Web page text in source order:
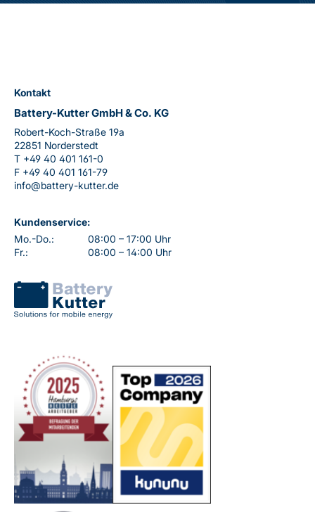
Kontakt
Battery-Kutter GmbH & Co. KG
Robert-Koch-Straße 19a
22851 Norderstedt
T +49 40 401 161-0
F +49 40 401 161-79
info@battery-kutter.de
Kundenservice:
Mo.-Do.:
08:00 – 17:00 Uhr
Fr.:
08:00 – 14:00 Uhr